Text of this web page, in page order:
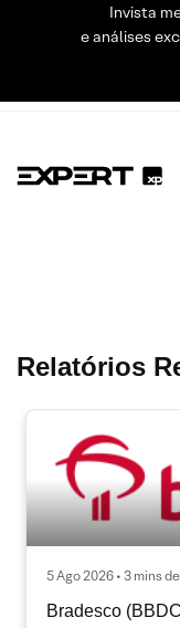
Invista
e análises
Relatórios
5 Ago 2026 • 3 mins
Bradesco